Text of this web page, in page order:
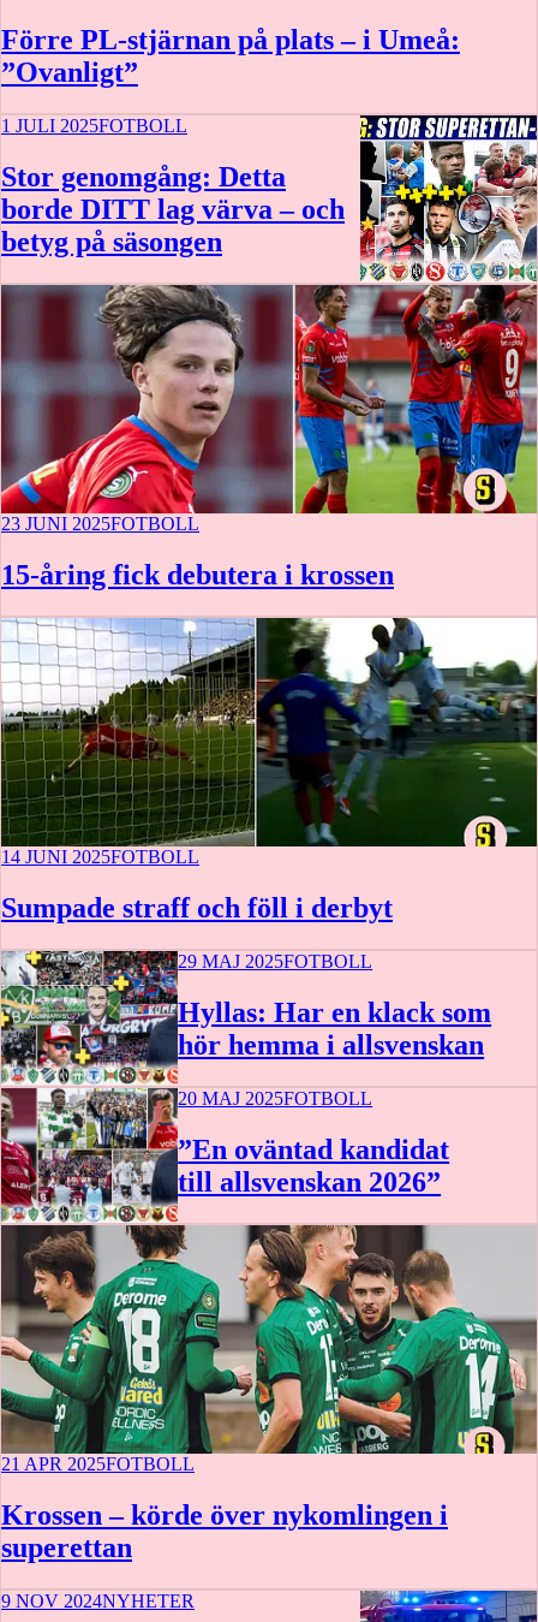
Förre PL-stjärnan på plats – i Umeå:
”Ovanligt”
1 JULI 2025FOTBOLL
Stor genomgång: Detta
borde DITT lag värva – och
betyg på säsongen
23 JUNI 2025FOTBOLL
15-åring fick debutera i krossen
14 JUNI 2025FOTBOLL
Sumpade straff och föll i derbyt
29 MAJ 2025FOTBOLL
Hyllas: Har en klack som
hör hemma i allsvenskan
20 MAJ 2025FOTBOLL
”En oväntad kandidat
till allsvenskan 2026”
21 APR 2025FOTBOLL
Krossen – körde över nykomlingen i
superettan
9 NOV 2024NYHETER